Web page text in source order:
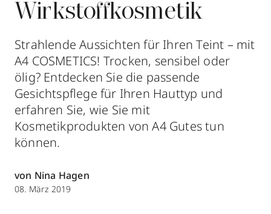
Wirkstoffkosmetik
Strahlende Aussichten für Ihren Teint – mit
A4 COSMETICS! Trocken, sensibel oder
ölig? Entdecken Sie die passende
Gesichtspflege für Ihren Hauttyp und
erfahren Sie, wie Sie mit
Kosmetikprodukten von A4 Gutes tun
können.
von Nina Hagen
08. März 2019